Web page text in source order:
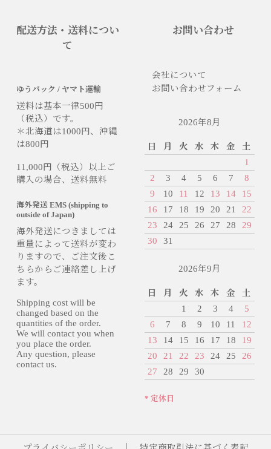
配送方法・送料につい
て
ゆうパック / ヤマト運輸
送料は基本一律500円
（税込）です。
＊北海道は1000円、沖縄
は800円
11,000円（税込）以上ご
購入の場合、送料無料
海外発送 EMS (shipping to
outside of Japan)
海外発送につきましては
重量によって送料が変わ
りますので、ご注文後こ
ちらからご連絡差し上げ
ます。
Shipping cost will be
changed based on the
quantities of the order.
We will contact you when
you place the order.
Any question, please
contact us.
お問い合わせ
会社について
お問い合わせフォーム
2026年8月
日 月 火 水 木 金
土
1
2
3 4 5 6 7
8
9
10 11 12 13 14
15
16
17 18 19 20 21
22
23
24 25 26 27 28
29
30
31
2026年9月
日 月 火 水 木 金
土
1
2 3 4
5
6
7 8 9 10 11
12
13
14 15 16 17 18
19
20
21 22 23 24 25
26
27
28 29 30
* 定休日